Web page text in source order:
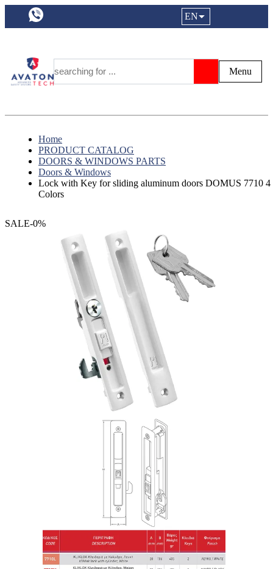
a11y.languageSelection:
EN
Menu
Search
Home
PRODUCT CATALOG
DOORS & WINDOWS PARTS
Doors & Windows
Lock with Key for sliding aluminum doors DOMUS 7710 4
Colors
SALE-0%